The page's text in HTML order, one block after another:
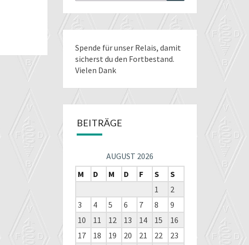
Spende für unser Relais, damit
sicherst du den Fortbestand.
Vielen Dank
BEITRÄGE
AUGUST 2026
M
D M D F S
S
1
2
3
4 5 6 7 8
9
10
11 12 13 14 15
16
17
18 19 20 21 22
23